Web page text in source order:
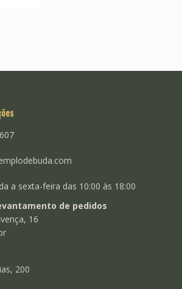
on
a sexta-feira das 10:00 às 18:00
de pedidos
16
200